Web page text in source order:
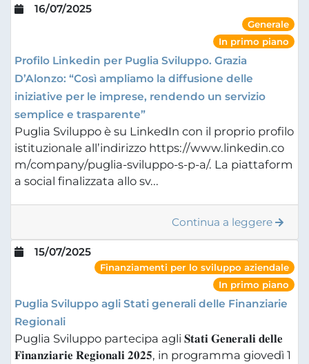
16/07/2025
Generale
In primo piano
Profilo Linkedin per Puglia Sviluppo. Grazia
D’Alonzo: “Così ampliamo la diffusione delle
iniziative per le imprese, rendendo un servizio
semplice e trasparente”
Puglia Sviluppo è su LinkedIn con il proprio profilo
istituzionale all’indirizzo https://www.linkedin.co
m/company/puglia-sviluppo-s-p-a/. La piattaform
a social finalizzata allo sv...
Continua a leggere
15/07/2025
Finanziamenti per lo sviluppo aziendale
In primo piano
Puglia Sviluppo agli Stati generali delle Finanziarie
Regionali
Puglia Sviluppo partecipa agli 𝐒𝐭𝐚𝐭𝐢 𝐆𝐞𝐧𝐞𝐫𝐚𝐥𝐢 𝐝𝐞𝐥𝐥𝐞
𝐅𝐢𝐧𝐚𝐧𝐳𝐢𝐚𝐫𝐢𝐞 𝐑𝐞𝐠𝐢𝐨𝐧𝐚𝐥𝐢 𝟐𝟎𝟐𝟓, in programma giovedì 1